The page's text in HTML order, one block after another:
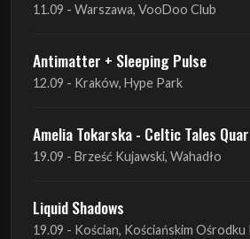
11.09 - Warszawa, VooDoo Club
Antimatter + Sleeping Pulse
12.09 - Kraków, Hype Park
Amelia Tokarska - Celtic Tales
19.09 - Brześć Kujawski, Wahadło
Liquid Shadows
19.09 - Kościan, Kościańskim